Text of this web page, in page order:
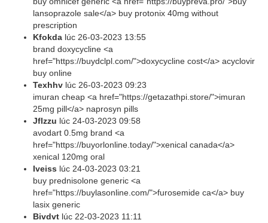
lansoprazole sale</a> buy protonix 40mg without
prescription
Kfokda lúc 26-03-2023 13:55
brand doxycycline <a
href="https://buydclpl.com/">doxycycline cost</a> acyclovir
buy online
Texhhv lúc 26-03-2023 09:23
imuran cheap <a href="https://getazathpi.store/">imuran
25mg pill</a> naprosyn pills
Jflzzu lúc 24-03-2023 09:58
avodart 0.5mg brand <a
href="https://buyorlonline.today/">xenical canada</a>
xenical 120mg oral
Iveiss lúc 24-03-2023 03:21
buy prednisolone generic <a
href="https://buylasonline.com/">furosemide ca</a> buy
lasix generic
Bivdvt lúc 22-03-2023 11:11